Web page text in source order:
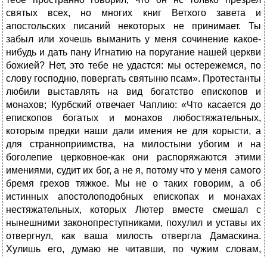
святых всех, но многих книг Ветхого завета и
апостольских писаний некоторых не принимает. Ты
забыл или хочешь выманить у меня сочинение какое-
нибудь и дать пану Игнатию на поругание нашей церкви
божией? Нет, это тебе не удастся: мы остережемся, по
слову господню, повергать святыню псам». Протестанты
любили выставлять на вид богатство епископов и
монахов; Курбский отвечает Чаплию: «Что касается до
епископов богатых и монахов любостяжательных,
которым предки наши дали имения не для корысти, а
для странноприимства, на милостыни убогим и на
боголепие церковное-как они распоряжаются этими
имениями, судит их бог, а не я, потому что у меня самого
бремя грехов тяжкое. Мы не о таких говорим, а об
истинных апостолоподобных епископах и монахах
нестяжательных, которых Лютер вместе смешал с
нынешними законопреступниками, похулил и уставы их
отвергнул, как ваша милость отвергла Дамаскина.
Хулишь его, думаю не читавши, по чужим словам,